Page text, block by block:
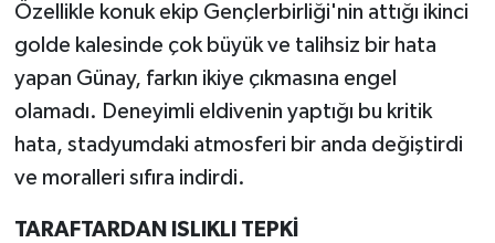
Özellikle konuk ekip Gençlerbirliği'nin attığı ikinci
golde kalesinde çok büyük ve talihsiz bir hata
yapan Günay, farkın ikiye çıkmasına engel
olamadı. Deneyimli eldivenin yaptığı bu kritik
hata, stadyumdaki atmosferi bir anda değiştirdi
ve moralleri sıfıra indirdi.
TARAFTARDAN ISLIKLI TEPKİ